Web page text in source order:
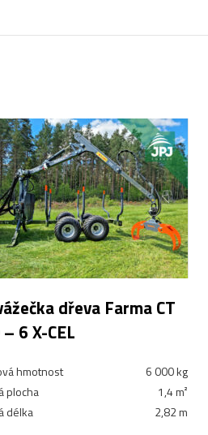
dřeva Farma CT
6 X-CEL
hmotnost
6 000 kg
plocha
1,4 m²
délka
2,82 m